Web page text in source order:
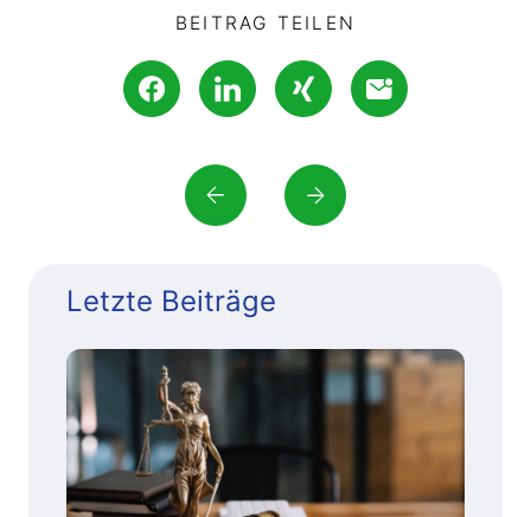
BEITRAG TEILEN
Letzte Beiträge